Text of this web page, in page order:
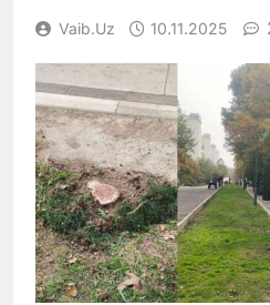
Vaib.uz 10.11.2025